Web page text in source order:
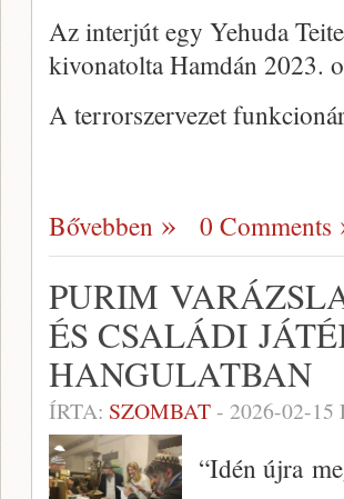
Az interjút egy Yehuda
kivonatolta Hamdán 2023.
A terrorszervezet
Bővebben 0 Comments
PURIM
ÉS CSALÁDI
HANGULATBAN
ÍRTA: SZOMBAT- 2026-02-15
“Idén újra